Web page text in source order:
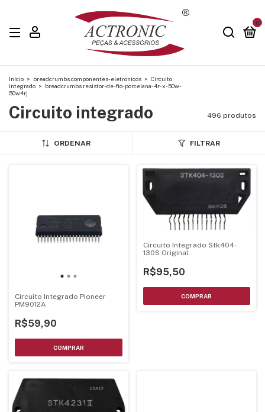
0
Início > breadcrumbs.componentes-eletronicos > Circuito
integrado > breadcrumbs.resistor-de-fio-porcelana-4r-x-50w-
50w4rj
Circuito integrado 496 produtos
ORDENAR FILTRAR
Circuito Integrado Pioneer
PM9012A
R$59,90
Circuito Integrado Stk404-
130S Original
R$95,50